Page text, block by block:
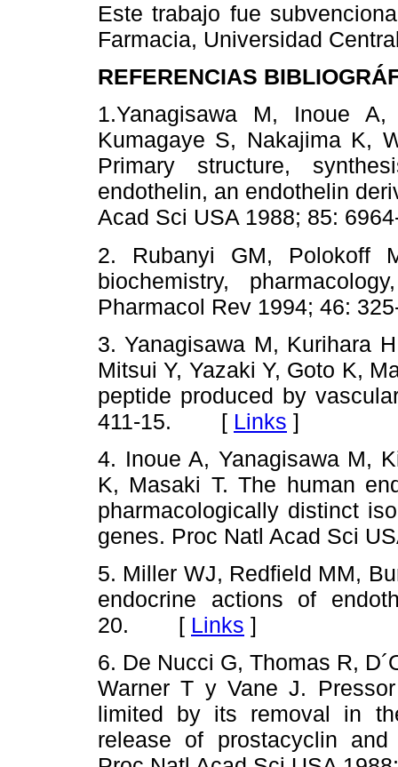
Este trabajo fue
Farmacia, Universidad
REFERENCIAS
1.Yanagisawa M, Inoue
Kumagaye S, Nakajima K,
Primary structure,
endothelin, an endothelin
Acad Sci USA 1988; 85:
2. Rubanyi GM, Polokoff
biochemistry,
Pharmacol Rev 1994; 46:
3. Yanagisawa M, Kurihara
Mitsui Y, Yazaki Y, Goto K,
peptide produced by
411-15. [ Links ]
4. Inoue A, Yanagisawa M,
K, Masaki T. The human
pharmacologically distinct
genes. Proc Natl Acad Sci
5. Miller WJ, Redfield MM,
endocrine actions of
20. [ Links ]
6. De Nucci G, Thomas R,
Warner T y Vane J.
limited by its removal in
release of prostacyclin and